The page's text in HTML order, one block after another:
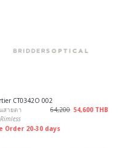
CT0342O 002
สายตา
64,200 54,600 THB
Rimless
Order 20-30 days